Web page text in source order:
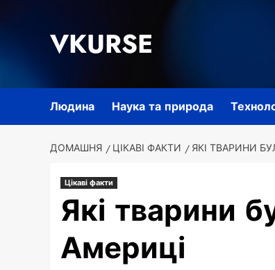
VKURSE
Людина Наука та природа
ДОМАШНЯ ЦІКАВІ ФАКТИ ЯКІ ТВАРИНИ
Цікаві факти
Які тварини
Америці